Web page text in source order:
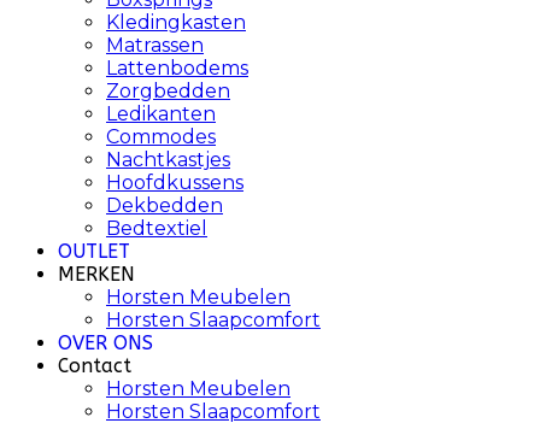
Kledingkasten
Matrassen
Lattenbodems
Zorgbedden
Ledikanten
Commodes
Nachtkastjes
Hoofdkussens
Dekbedden
Bedtextiel
OUTLET
MERKEN
Horsten Meubelen
Horsten Slaapcomfort
OVER ONS
Contact
Horsten Meubelen
Horsten Slaapcomfort